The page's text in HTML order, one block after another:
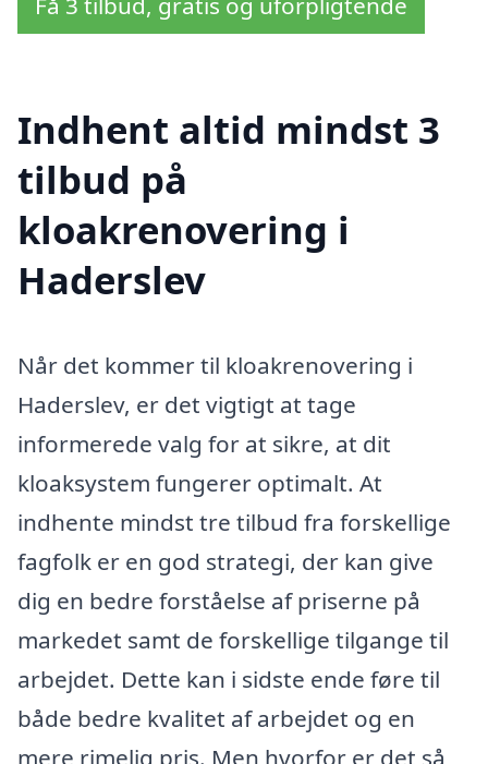
Indhent altid mindst 3
tilbud på
kloakrenovering i
Haderslev
Når det kommer til kloakrenovering i
Haderslev, er det vigtigt at tage
informerede valg for at sikre, at dit
kloaksystem fungerer optimalt. At
indhente mindst tre tilbud fra forskellige
fagfolk er en god strategi, der kan give
dig en bedre forståelse af priserne på
markedet samt de forskellige tilgange til
arbejdet. Dette kan i sidste ende føre til
både bedre kvalitet af arbejdet og en
mere rimelig pris. Men hvorfor er det så